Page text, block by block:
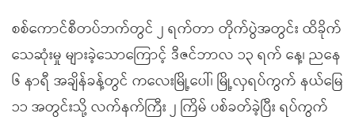
စစ်ကောင်စီတပ်ဘက်တွင် ၂ ရက်တာ တိုက်ပွဲအတွင်း ထိခိုက်
သေဆုံးမှု များခဲ့သောကြောင့် ဒီဇင်ဘာလ ၁၃ ရက် နေ့၊ ညနေ
၆ နာရီ အချိန်ခန့်တွင် ကလေးမြို့ပေါ်၊ မြို့လှရပ်ကွက် နယ်မြေ
၁၁ အတွင်းသို့ လက်နက်ကြီး ၂ ကြိမ် ပစ်ခတ်ခဲ့ပြီး ရပ်ကွက်